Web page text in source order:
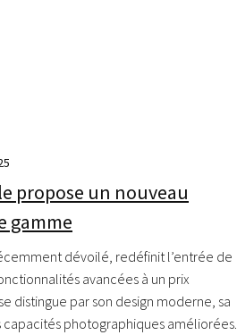
propose un nouveau
gamme
dévoilé, redéfinit l’entrée de
avancées à un prix
distingue par son design moderne, sa
photographiques améliorées....